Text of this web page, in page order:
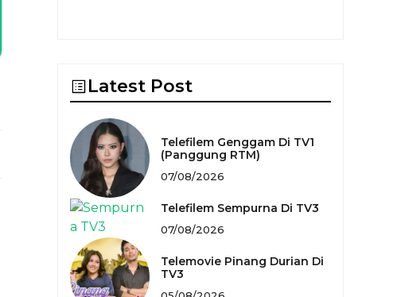
Latest Post
Telefilem Genggam Di TV1
(Panggung RTM)
07/08/2026
Telefilem Sempurna Di TV3
07/08/2026
Telemovie Pinang Durian Di
TV3